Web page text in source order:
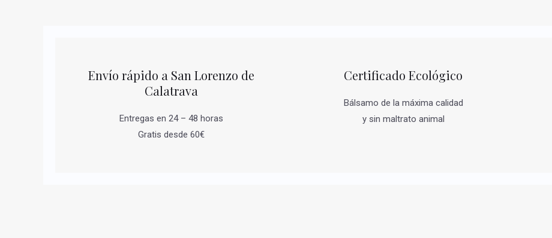
Envío rápido a San Lorenzo de
Calatrava
Entregas en 24 – 48 horas
Gratis desde 60€
Certificado Ecológico
Bálsamo de la máxima calidad
y sin maltrato animal